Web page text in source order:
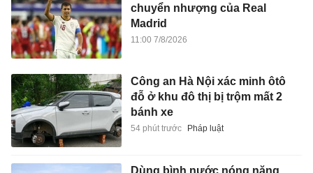
chuyển nhượng của Real
Madrid
11:00 7/8/2026
Công an Hà Nội xác minh ôtô
đỗ ở khu đô thị bị trộm mất 2
bánh xe
54 phút trước Pháp luật